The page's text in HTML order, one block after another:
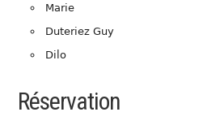
Marie
Duteriez Guy
Dilo
Réservation